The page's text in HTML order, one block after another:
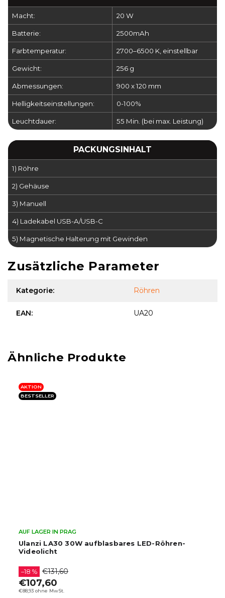
Macht: 20 W
Batterie: 2500mAh
Farbtemperatur: 2700–6500 K, einstellbar
Gewicht: 256 g
Abmessungen: 900 x 120 mm
Helligkeitseinstellungen: 0-100%
Leuchtdauer: 55 Min. (bei max. Leistung)
PACKUNGSINHALT
1) Röhre
2) Gehäuse
3) Manuell
4) Ladekabel USB-A/USB-C
5) Magnetische Halterung mit Gewinden
Zusätzliche Parameter
Kategorie: Röhren
EAN: UA20
AKTION
BESTSELLER
Ulanzi LA30 30W aufblasbares LED-Röhren-
Videolicht
AUF LAGER IN PRAG
€88,93 ohne MwSt.
–18 % €131,60
€107,60